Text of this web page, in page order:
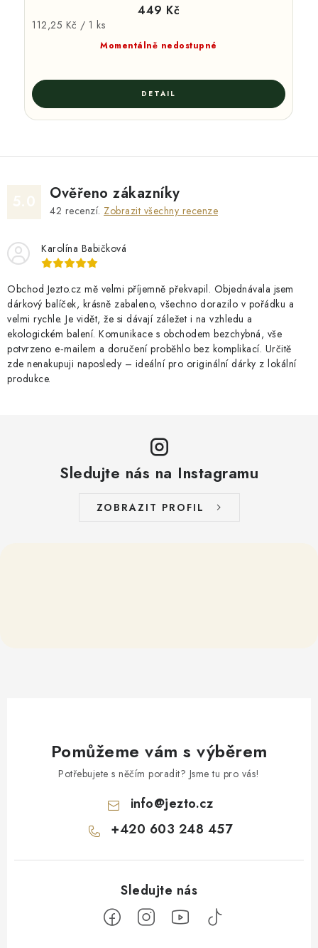
Momentálně nedostupné
449 Kč
Měrná
112,25 Kč / 1 ks
Ověřeno zákazníky
42 recenzí. Zobrazit všechny recenze
Karolína Babičková
Obchod Jezto.cz mě velmi příjemně překvapil. Objednávala jsem
dárkový balíček, krásně zabaleno, všechno dorazilo v pořádku a
velmi rychle. Je vidět, že si dávají záležet i na vzhledu a
ekologickém balení. Komunikace s obchodem bezchybná, vše
potvrzeno e‑mailem a doručení proběhlo bez komplikací. Určitě
zde nenakupuji naposledy – ideální pro originální dárky z lokální
produkce.
Sledujte nás na Instagramu
ZOBRAZIT PROFIL
Pomůžeme vám s výběrem
Potřebujete s něčím poradit? Jsme tu pro vás!
info@jezto.cz
+420 603 248 457